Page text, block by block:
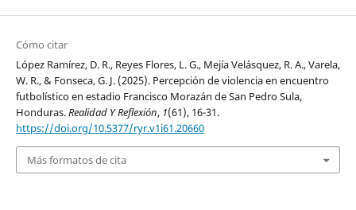
Cómo citar
López Ramírez, D. R., Reyes Flores, L. G., Mejía Velásquez, R. A., Varela,
W. R., & Fonseca, G. J. (2025). Percepción de violencia en encuentro
futbolístico en estadio Francisco Morazán de San Pedro Sula,
Honduras.Realidad Y Reflexión, 1(61), 16-31.
https://doi.org/10.5377/ryr.v1i61.20660
Más formatos de cita